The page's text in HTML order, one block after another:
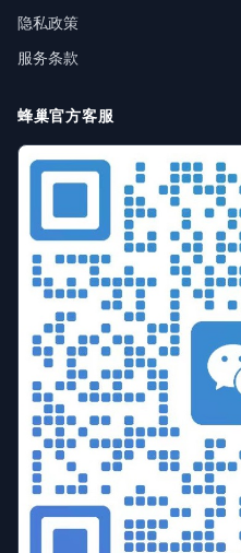
隐私政策
服务条款
蜂巢官方客服